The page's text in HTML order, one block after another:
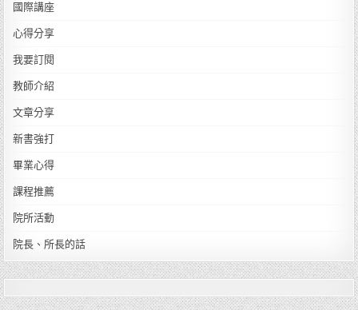
國際講座
心得分享
我要訂閱
教師介紹
文章分享
新書強打
畢業心得
課程推薦
院所活動
院長、所長的話